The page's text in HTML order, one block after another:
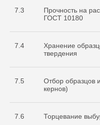
7.3
Прочность на
ГОСТ 10180
7.4
Хранение
твердения
7.5
Отбор образцов
кернов)
7.6 Торцевание